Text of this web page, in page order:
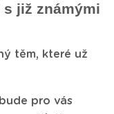
již známými
těm, které už
pro vás